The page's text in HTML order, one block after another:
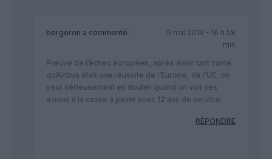
bergeron a commenté :
9 mai 2019 - 16 h 58
min
Preuve de l’échec européen, après avoir tant vanté
qu’Airbus était une réussite de l’Europe, de l’UE, on
peut sérieusement en douter quand on voit ses
avions à la casse à peine avec 12 ans de service.
RÉPONDRE